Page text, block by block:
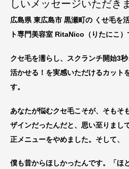
しいメッセージいただき
広島県 東広島市 黒瀬町の くせ毛を
ト専門美容室 RitaNico （りたにこ）
クセ毛を濡らし、スクランチ開始3
活かせる！を実感いただけるカット
す。
あなたが悩むクセ毛こそが、そもそ
ザインだったんだと、思い至りまし
正メニューをやめました。 そして、
僕も昔からほしかったんです。「ほ